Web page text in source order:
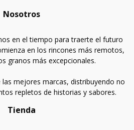
Nosotros
en el tiempo para traerte el futuro
en los rincones más remotos,
granos más excepcionales.
mejores marcas, distribuyendo no
repletos de historias y sabores.
Tienda